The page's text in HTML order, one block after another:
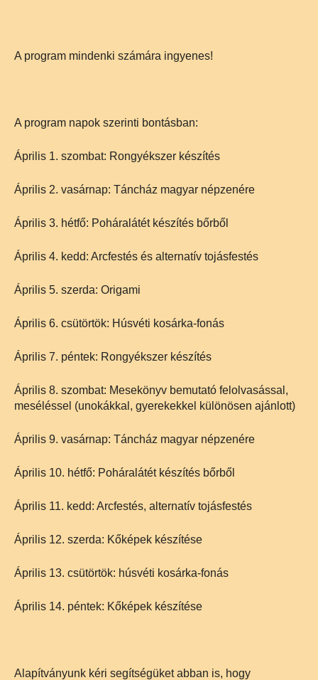
A program mindenki számára ingyenes!
A program napok szerinti bontásban:
Április 1. szombat: Rongyékszer készítés
Április 2. vasárnap: Táncház magyar népzenére
Április 3. hétfő: Poháralátét készítés bőrből
Április 4. kedd: Arcfestés és alternatív tojásfestés
Április 5. szerda: Origami
Április 6. csütörtök: Húsvéti kosárka-fonás
Április 7. péntek: Rongyékszer készítés
Április 8. szombat: Mesekönyv bemutató felolvasással,
meséléssel (unokákkal, gyerekekkel különösen ajánlott)
Április 9. vasárnap: Táncház magyar népzenére
Április 10. hétfő: Poháralátét készítés bőrből
Április 11. kedd: Arcfestés, alternatív tojásfestés
Április 12. szerda: Kőképek készítése
Április 13. csütörtök: húsvéti kosárka-fonás
Április 14. péntek: Kőképek készítése
Alapítványunk kéri segítségüket abban is, hogy